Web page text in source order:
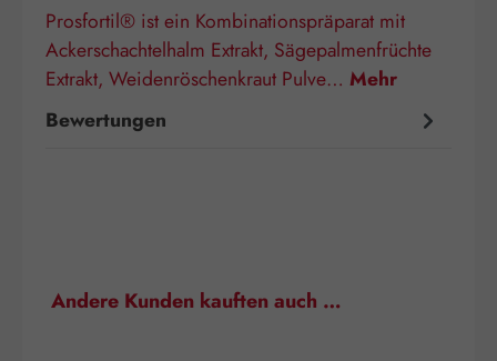
Prosfortil® ist ein Kombinationspräparat mit
Ackerschachtelhalm Extrakt, Sägepalmenfrüchte
Extrakt, Weidenröschenkraut Pulve… Mehr
Bewertungen
Produktgalerie überspringen
Andere Kunden kauften auch …